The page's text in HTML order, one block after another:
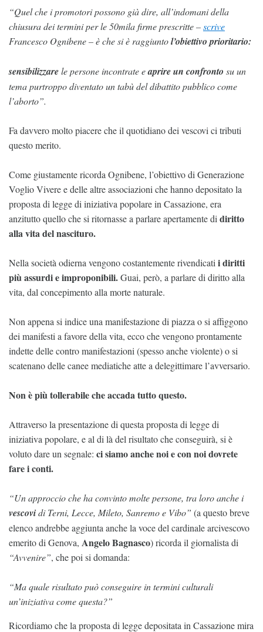
“Quel che i promotori possono già dire, all’indomani della
chiusura dei termini per le 50mila firme prescritte –scrive
Francesco Ognibene – è che si è raggiuntol’obiettivo prioritario:
sensibilizzarele persone incontrate eaprire un confronto su un
tema purtroppo diventato un tabù del dibattito pubblico come
l’aborto”.
Fa davvero molto piacere che il quotidiano dei vescovi ci tributi
questo merito.
Come giustamente ricorda Ognibene, l’obiettivo di Generazione
Voglio Vivere e delle altre associazioni che hanno depositato la
proposta di legge di iniziativa popolare in Cassazione, era
anzitutto quello che si ritornasse a parlare apertamente di diritto
alla vita del nascituro.
Nella società odierna vengono costantemente rivendicati i diritti
più assurdi e improponibili.Guai, però, a parlare di diritto alla
vita, dal concepimento alla morte naturale.
Non appena si indice una manifestazione di piazza o si affiggono
dei manifesti a favore della vita, ecco che vengono prontamente
indette delle contro manifestazioni (spesso anche violente) o si
scatenano delle canee mediatiche atte a delegittimare l’avversario.
Non è più tollerabile che accada tutto questo.
Attraverso la presentazione di questa proposta di legge di
iniziativa popolare, e al di là del risultato che conseguirà, si è
voluto dare un segnale: ci siamo anche noi e con noi dovrete
fare i conti.
“Un approccio che ha convinto molte persone, tra loro anche i
vescovidi Terni, Lecce, Mileto, Sanremo e Vibo” (a questo breve
elenco andrebbe aggiunta anche la voce del cardinale arcivescovo
emerito di Genova, Angelo Bagnasco) ricorda il giornalista di
“Avvenire”, che poi si domanda:
“Ma quale risultato può conseguire in termini culturali
un’iniziativa come questa?”
Ricordiamo che la proposta di legge depositata in Cassazione mira